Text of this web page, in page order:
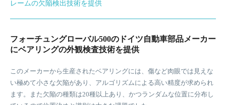
レームの欠陥検出技術を提供
フォーチュングローバル500のドイツ自動車部品メーカー
にベアリングの外観検査技術を提供
このメーカーから生産されたベアリングには、傷など肉眼では見えな
い極めて小さな欠陥があり、アルゴリズムによる高い精度が求められ
ます。また欠陥の種類は20種以上あり、かつランダムな位置に分布し
今まで当該企業のリチウム電池の品質検査は、主に手作業によるセル
フインスペクションに依存していたため、コストが高く、効率が低
く、検出漏れ率も高かったです。従って、生産効率、合格率、環境基
コンピュータのミドルフレームを生産する際に、ナットの取付け、ウ
ォーターポート、カメラの発砲接着剤などを含む15種類の欠陥検査を
行う必要があります。金属製ミドルフレームが光を反射しやすいので